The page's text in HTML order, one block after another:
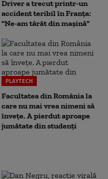
Driver a trecut printr-un
accident teribil în Franța:
"Ne-am târât din mașină"
PLAYTECH
Facultatea din România la
care nu mai vrea nimeni să
înveţe. A pierdut aproape
jumătate din studenţi